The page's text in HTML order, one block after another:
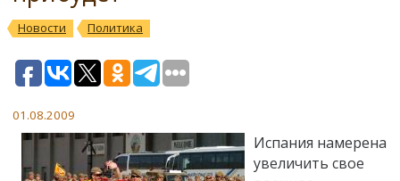
Новости Политика
01.08.2009
Испания намерена
увеличить свое